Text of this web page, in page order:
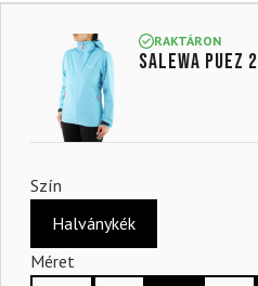
RAKTÁRON
SALEWA
Szín
Halványkék
Méret